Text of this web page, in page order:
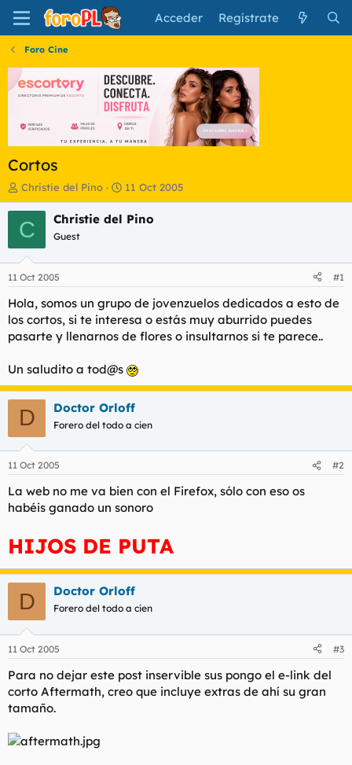
Acceder Regístrate
Foro Cine
Cortos
I
n
i
c
a
d
o
r
e
l
e
m
a
Christie del Pino
F
e
c
i
n
c
i
11 Oct 2005
C Christie del Pino
Guest
11 Oct 2005 #1
Hola, somos un grupo de jovenzuelos dedicados a esto de
los cortos, si te interesa o estás muy aburrido puedes
pasarte y llenarnos de flores o insultarnos si te parece..
Un saludito a tod@s
D Doctor Orloff
Forero del todo a cien
11 Oct 2005 #2
La web no me va bien con el Firefox, sólo con eso os
habéis ganado un sonoro
HIJOS DE PUTA
D Doctor Orloff
Forero del todo a cien
11 Oct 2005 #3
Para no dejar este post inservible sus pongo el e-link del
corto Aftermath, creo que incluye extras de ahí su gran
tamaño.